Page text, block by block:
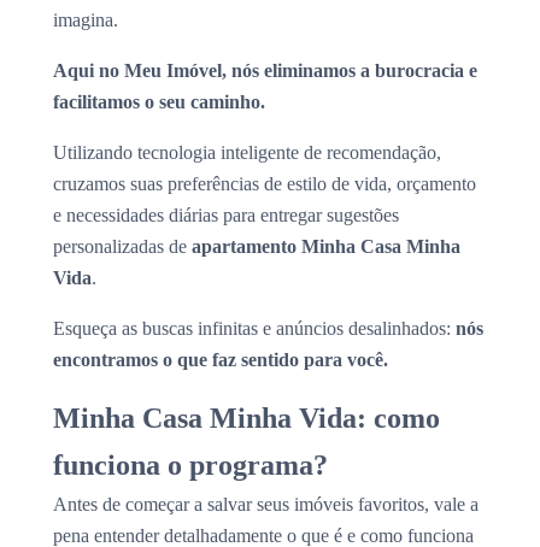
imagina.
Aqui no Meu Imóvel, nós eliminamos a burocracia e
facilitamos o seu caminho.
Utilizando tecnologia inteligente de recomendação,
cruzamos suas preferências de estilo de vida, orçamento
e necessidades diárias para entregar sugestões
personalizadas de apartamento Minha Casa Minha
Vida.
Esqueça as buscas infinitas e anúncios desalinhados: nós
encontramos o que faz sentido para você.
Minha Casa Minha Vida: como
funciona o programa?
Antes de começar a salvar seus imóveis favoritos, vale a
pena entender detalhadamente o que é e como funciona